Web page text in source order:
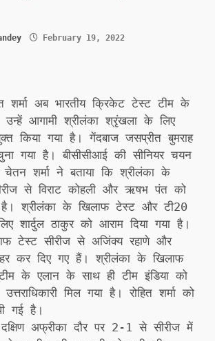
February 19, 2022
शर्मा अब भारतीय क्रिकेट टेस्ट टीम के
उन्हें आगामी श्रीलंका श्रृंखला के लिए
किया गया है। गेंदबाज जसप्रीत बुमराह
गया है। बीसीसीआई की सीनियर चयन
चेतन शर्मा ने बताया कि श्रीलंका के
से विराट कोहली और ऋषभ पंत को
है। श्रीलंका के खिलाफ टेस्ट और टी20
शार्दुल ठाकुर को आराम दिया गया है।
टेस्ट सीरीज से अजिंक्य रहाणे और
कर दिए गए हैं। श्रीलंका के खिलाफ
के एलान के साथ ही टीम इंडिया को
मिल गया है। रोहित शर्मा को
गई है।
दक्षिण अफ्रीका दौर पर 2-1 से सीरीज में